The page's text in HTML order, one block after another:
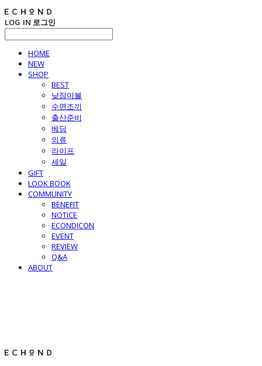
LOG IN 로그인
HOME
NEW
SHOP
BEST
낮잠이불
수면조끼
출산준비
베딩
의류
라이프
세일
GIFT
LOOK BOOK
COMMUNITY
BENEFIT
NOTICE
ECONDICON
EVENT
REVIEW
Q&A
ABOUT